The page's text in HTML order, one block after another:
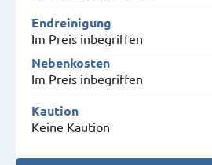
Endreinigung
Im Preis inbegriffen
Nebenkosten
Im Preis inbegriffen
Kaution
Keine Kaution